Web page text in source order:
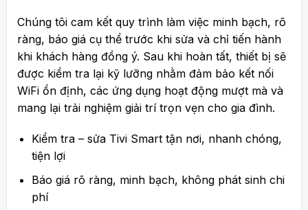
Chúng tôi cam kết quy trình làm việc minh bạch, rõ
ràng, báo giá cụ thể trước khi sửa và chỉ tiến hành
khi khách hàng đồng ý. Sau khi hoàn tất, thiết bị sẽ
được kiểm tra lại kỹ lưỡng nhằm đảm bảo kết nối
WiFi ổn định, các ứng dụng hoạt động mượt mà và
mang lại trải nghiệm giải trí trọn vẹn cho gia đình.
Kiểm tra – sửa Tivi Smart tận nơi, nhanh chóng,
tiện lợi
Báo giá rõ ràng, minh bạch, không phát sinh chi
phí